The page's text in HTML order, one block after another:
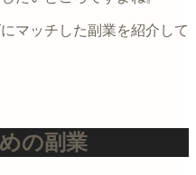
マッチした副業を紹介して
の副業